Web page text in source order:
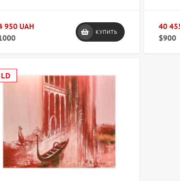
950 UAH
КУПИТЬ
40
$900